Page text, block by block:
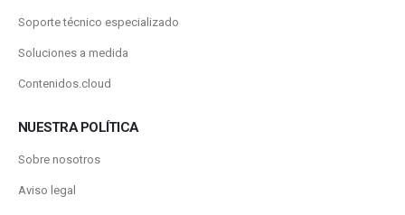
Soporte técnico especializado
Soluciones a medida
Contenidos.cloud
NUESTRA POLÍTICA
Sobre nosotros
Aviso legal